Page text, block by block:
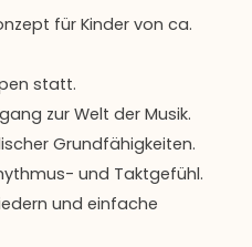
für Kinder von ca.
statt.
zur Welt der Musik.
Grundfähigkeiten.
und Taktgefühl.
und einfache